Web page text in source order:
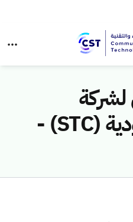
الاتصالات السعودية (STC) -